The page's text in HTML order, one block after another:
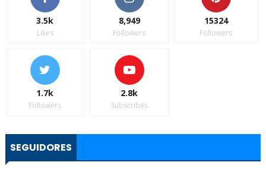
3.5k
Likes
8,949
Followers
15324
Followers
1.7k
Followers
2.8k
Subscribes
SEGUIDORES